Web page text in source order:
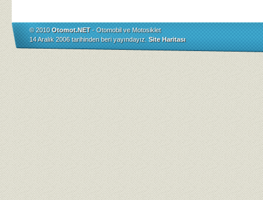
© 2010Otomot.NET- Otomobil ve Motosiklet
14 Aralık 2006 tarihinden beri yayındayız. Site Haritası